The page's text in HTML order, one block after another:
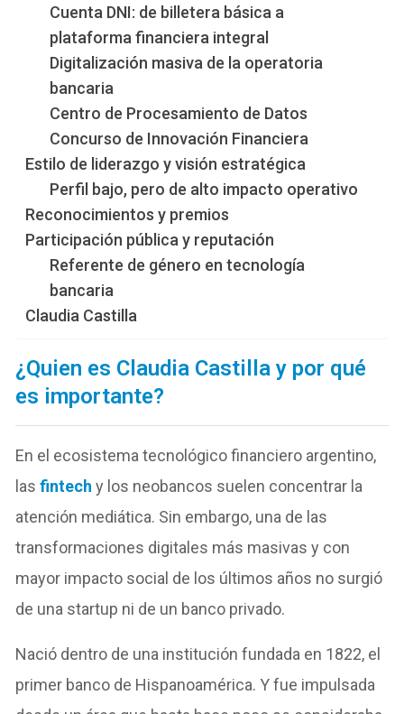
Cuenta DNI: de billetera básica a
plataforma financiera integral
Digitalización masiva de la operatoria
bancaria
Centro de Procesamiento de Datos
Concurso de Innovación Financiera
Estilo de liderazgo y visión estratégica
Perfil bajo, pero de alto impacto operativo
Reconocimientos y premios
Participación pública y reputación
Referente de género en tecnología
bancaria
Claudia Castilla
¿Quien es Claudia Castilla y por qué
es importante?
En el ecosistema tecnológico financiero argentino,
lasfintechy los neobancos suelen concentrar la
atención mediática. Sin embargo, una de las
transformaciones digitales más masivas y con
mayor impacto social de los últimos años no surgió
de una startup ni de un banco privado.
Nació dentro de una institución fundada en 1822, el
primer banco de Hispanoamérica. Y fue impulsada